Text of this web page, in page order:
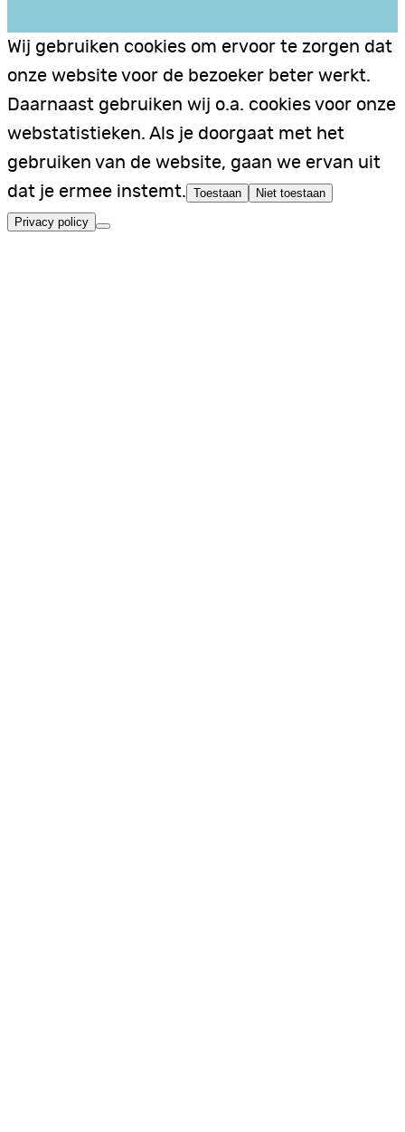
Wij gebruiken cookies om ervoor te zorgen dat
onze website voor de bezoeker beter werkt.
Daarnaast gebruiken wij o.a. cookies voor onze
webstatistieken. Als je doorgaat met het
gebruiken van de website, gaan we ervan uit
dat je ermee instemt. Toestaan Niet toestaan
Privacy policy